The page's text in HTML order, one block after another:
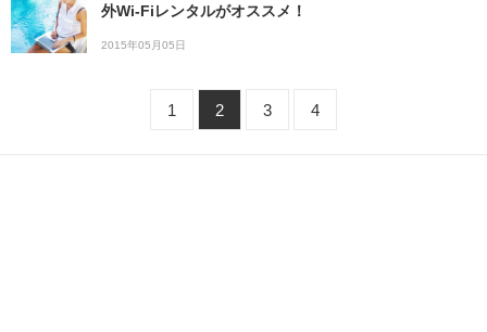
外Wi-Fiレンタルがオススメ！
2015年05月05日
1 2 3 4